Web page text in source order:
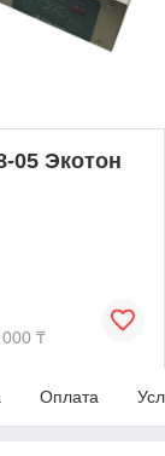
05 Экотон
₸
Оплата